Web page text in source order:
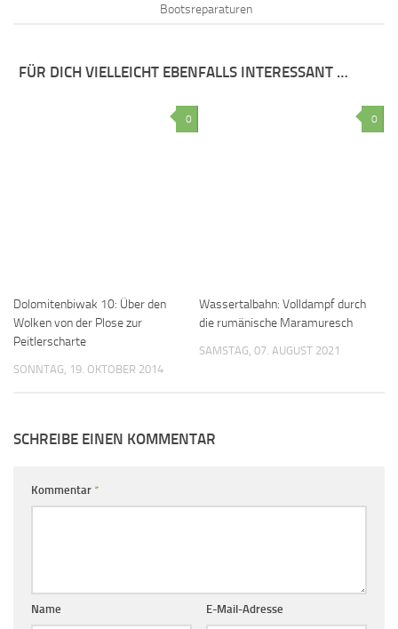
Bootsreparaturen
FÜR DICH VIELLEICHT EBENFALLS INTERESSANT …
0
Dolomitenbiwak 10: Über den
Wolken von der Plose zur
Peitlerscharte
SONNTAG, 19. OKTOBER 2014
0
Wassertalbahn: Volldampf durch
die rumänische Maramuresch
SAMSTAG, 07. AUGUST 2021
SCHREIBE EINEN KOMMENTAR
Kommentar *
Name E-Mail-Adresse